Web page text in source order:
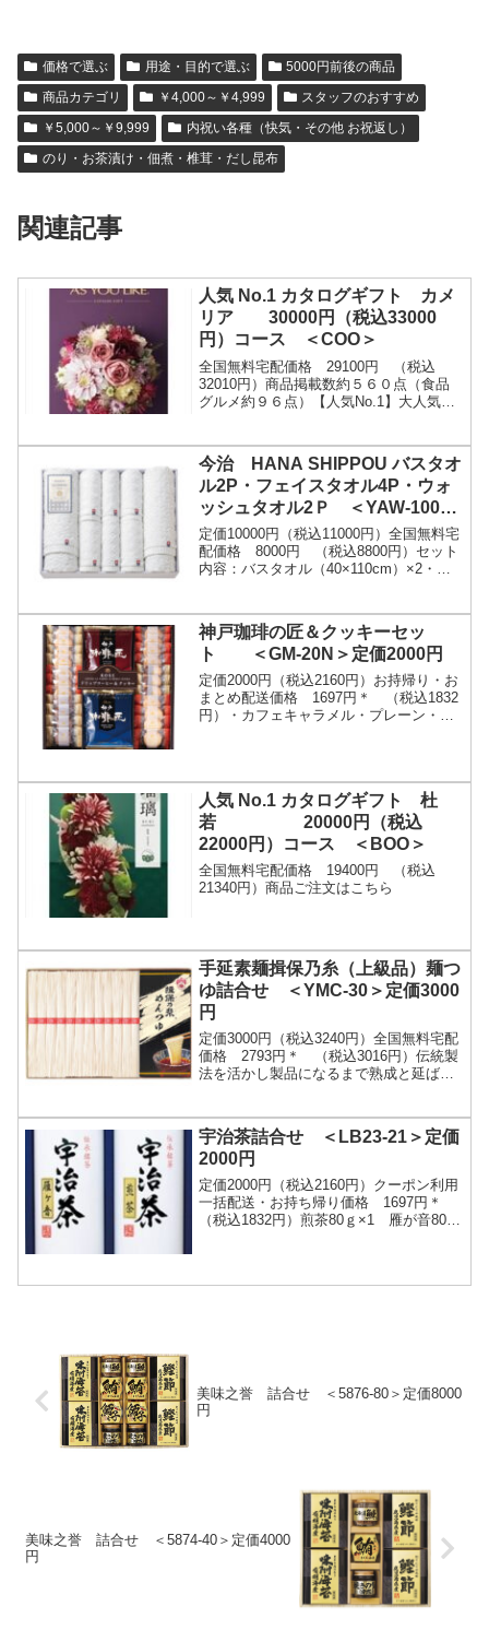
価格で選ぶ 用途・目的で選ぶ
5000円前後の商品
商品カテゴリ
￥4,000～￥4,999
スタッフのおすすめ
￥5,000～￥9,999
内祝い各種（快気・その他 お祝返し）
のり・お茶漬け・佃煮・椎茸・だし昆布
関連記事
人気 No.1 カタログギフト カメ
リア 30000円（税込33000
円）コース ＜COO＞
全国無料宅配価格 29100円 （税込
32010円）商品掲載数約５６０点（食品
グルメ約９６点）【人気No.1】大人気の
幅広いライ...
今治 HANA SHIPPOU バスタオ
ル2P・フェイスタオル4P・ウォ
ッシュタオル2Ｐ ＜YAW-10007
＞定価10000円を20％引き
定価10000円（税込11000円）全国無料宅
配価格 8000円 （税込8800円）セット
内容：バスタオル（40×110cm）×2・ウ
神戸珈琲の匠＆クッキーセッ
ト ＜GM-20N＞定価2000円
定価2000円（税込2160円）お持帰り・お
まとめ配送価格 1697円＊ （税込1832
円）・カフェキャラメル・プレーン・セ
人気 No.1 カタログギフト 杜
若 20000円（税込
22000円）コース ＜BOO＞
全国無料宅配価格 19400円 （税込
21340円）商品ご注文はこちら
手延素麺揖保乃糸（上級品）麺つ
ゆ詰合せ ＜YMC-30＞定価3000
円
定価3000円（税込3240円）全国無料宅配
価格 2793円＊ （税込3016円）伝統製
法を活かし製品になるまで熟成と延ばし
かつ...
宇治茶詰合せ ＜LB23-21＞定価
2000円
定価2000円（税込2160円）クーポン利用
一括配送・お持ち帰り価格 1697円＊
（税込1832円）煎茶80ｇ×1 雁が音80×1
美味之誉 詰合せ ＜5876-80＞定価8000
円
美味之誉 詰合せ ＜5874-40＞定価4000
円